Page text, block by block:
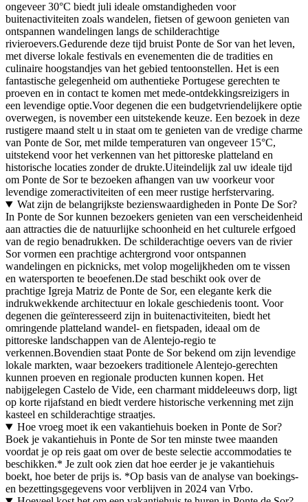
ongeveer 30°C biedt juli ideale omstandigheden voor
buitenactiviteiten zoals wandelen, fietsen of gewoon genieten van
ontspannen wandelingen langs de schilderachtige
rivieroevers.Gedurende deze tijd bruist Ponte de Sor van het leven,
met diverse lokale festivals en evenementen die de tradities en
culinaire hoogstandjes van het gebied tentoonstellen. Het is een
fantastische gelegenheid om authentieke Portugese gerechten te
proeven en in contact te komen met mede-ontdekkingsreizigers in
een levendige optie.Voor degenen die een budgetvriendelijkere optie
overwegen, is november een uitstekende keuze. Een bezoek in deze
rustigere maand stelt u in staat om te genieten van de vredige charme
van Ponte de Sor, met milde temperaturen van ongeveer 15°C,
uitstekend voor het verkennen van het pittoreske platteland en
historische locaties zonder de drukte.Uiteindelijk zal uw ideale tijd
om Ponte de Sor te bezoeken afhangen van uw voorkeur voor
levendige zomeractiviteiten of een meer rustige herfstervaring.
Wat zijn de belangrijkste bezienswaardigheden in Ponte De Sor?
In Ponte de Sor kunnen bezoekers genieten van een verscheidenheid
aan attracties die de natuurlijke schoonheid en het culturele erfgoed
van de regio benadrukken. De schilderachtige oevers van de rivier
Sor vormen een prachtige achtergrond voor ontspannen
wandelingen en picknicks, met volop mogelijkheden om te vissen
en watersporten te beoefenen.De stad beschikt ook over de
prachtige Igreja Matriz de Ponte de Sor, een elegante kerk die
indrukwekkende architectuur en lokale geschiedenis toont. Voor
degenen die geïnteresseerd zijn in buitenactiviteiten, biedt het
omringende platteland wandel- en fietspaden, ideaal om de
pittoreske landschappen van de Alentejo-regio te
verkennen.Bovendien staat Ponte de Sor bekend om zijn levendige
lokale markten, waar bezoekers traditionele Alentejo-gerechten
kunnen proeven en regionale producten kunnen kopen. Het
nabijgelegen Castelo de Vide, een charmant middeleeuws dorp, ligt
op korte rijafstand en biedt verdere historische verkenning met zijn
kasteel en schilderachtige straatjes.
Hoe vroeg moet ik een vakantiehuis boeken in Ponte de Sor?
Boek je vakantiehuis in Ponte de Sor ten minste twee maanden
voordat je op reis gaat om over de beste selectie accommodaties te
beschikken.* Je zult ook zien dat hoe eerder je je vakantiehuis
boekt, hoe beter de prijs is. *Op basis van de analyse van boekings-
en bezettingsgegevens voor verblijven in 2024 van Vrbo.